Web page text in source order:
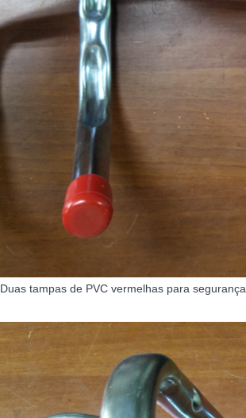
Duas tampas de PVC vermelhas para segurança